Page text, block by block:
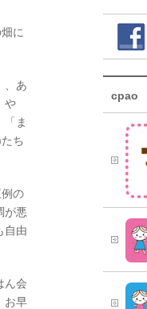
に
、あ
や
「ま
ち
の
が悪
自由
ん会
お早
cpao